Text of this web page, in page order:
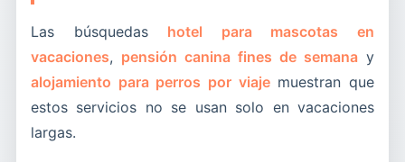
Las búsquedas hotel para mascotas en
vacaciones, pensión canina fines de semana y
alojamiento para perros por viajemuestran que
estos servicios no se usan solo en vacaciones
largas.